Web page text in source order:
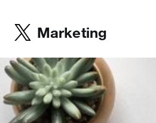
Marketing